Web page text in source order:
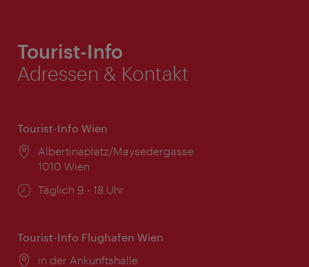
Tourist-Info
Adressen & Kontakt
Tourist-Info Wien
Ort:
Albertinaplatz/Maysedergasse
1010 Wien
Öffnungszeiten:
Täglich 9 - 18 Uhr
Tourist-Info Flughafen Wien
Ort:
in der Ankunftshalle